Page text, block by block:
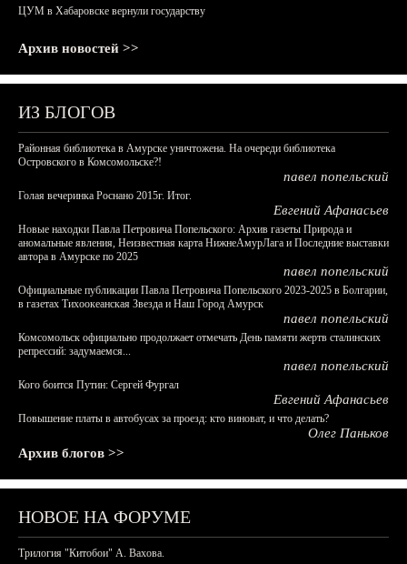
ЦУМ в Хабаровске вернули государству
Архив новостей >>
ИЗ БЛОГОВ
Районная библиотека в Амурске уничтожена. На очереди библиотека
Островского в Комсомольске?!
павел попельский
Голая вечеринка Роснано 2015г. Итог.
Евгений Афанасьев
Новые находки Павла Петровича Попельского: Архив газеты Природа и
аномальные явления, Неизвестная карта НижнеАмурЛага и Последние выставки
автора в Амурске по 2025
павел попельский
Официальные публикации Павла Петровича Попельского 2023-2025 в Болгарии,
в газетах Тихоокеанская Звезда и Наш Город Амурск
павел попельский
Комсомольск официально продолжает отмечать День памяти жертв сталинских
репрессий: задумаемся...
павел попельский
Кого боится Путин: Сергей Фургал
Евгений Афанасьев
Повышение платы в автобусах за проезд: кто виноват, и что делать?
Олег Паньков
Архив блогов >>
НОВОЕ НА ФОРУМЕ
Трилогия "Китобои" А. Вахова.